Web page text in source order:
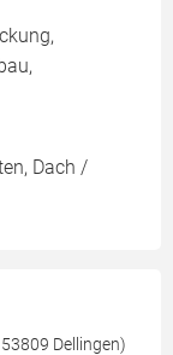
Dach /
Dellingen)